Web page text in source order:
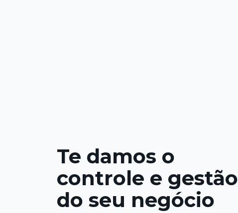
Te damos o
controle e gestão
do seu negócio